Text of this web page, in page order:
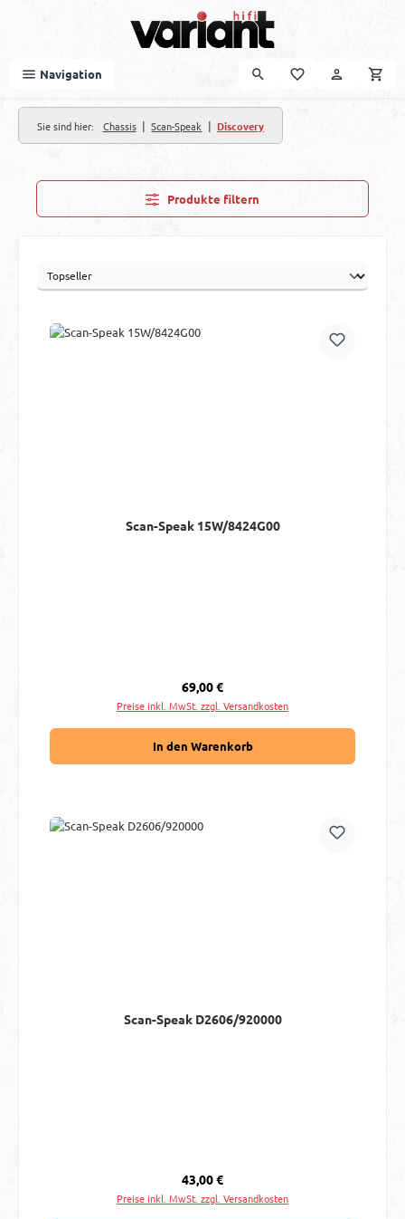
Navigation
Sie sind hier: Chassis | Scan-Speak | Discovery
Produkte filtern
Scan-Speak 15W/8424G00
Regulärer Preis:
69,00 €
Preise inkl. MwSt. zzgl. Versandkosten
In den Warenkorb
Scan-Speak D2606/920000
Regulärer Preis:
43,00 €
Preise inkl. MwSt. zzgl. Versandkosten